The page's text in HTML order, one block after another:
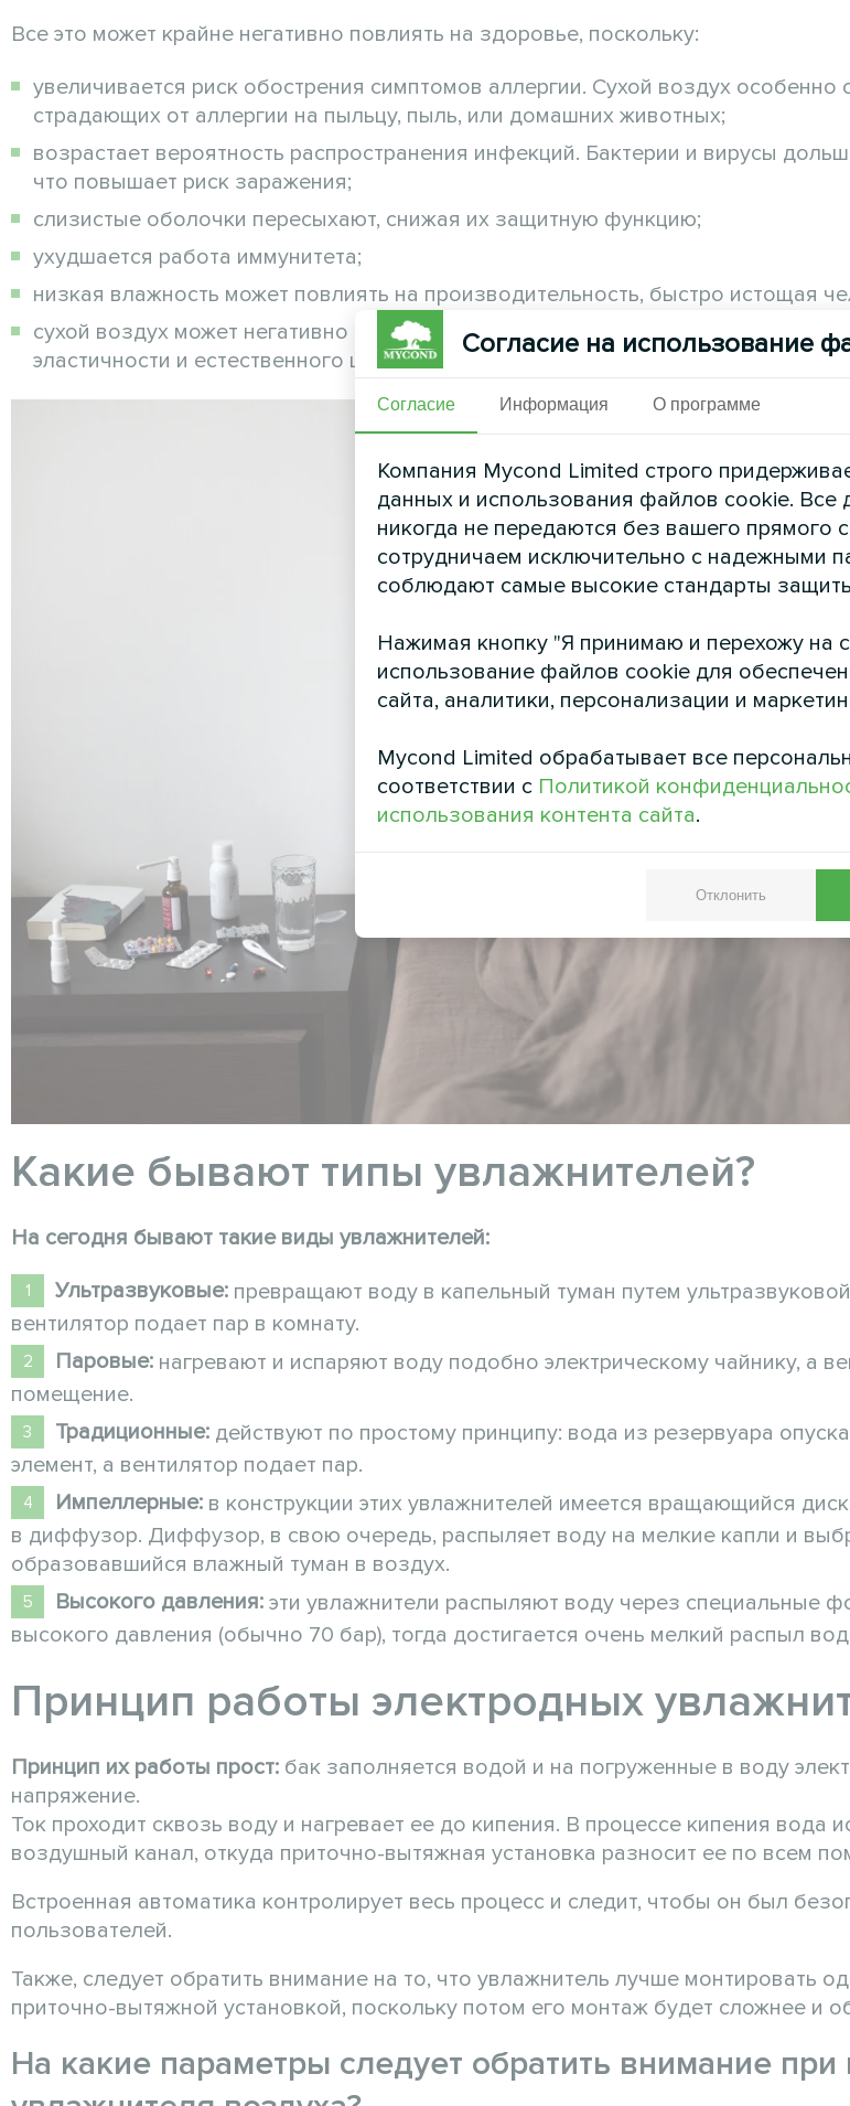
Все это может крайне негативно повлиять на здоровье, поскольку:
увеличивается риск обострения симптомов аллергии. Сухой воздух особенно
страдающих от аллергии на пыльцу, пыль, или домашних животных;
возрастает вероятность распространения инфекций. Бактерии и вирусы
что повышает риск заражения;
слизистые оболочки пересыхают, снижая их защитную функцию;
ухудшается работа иммунитета;
низкая влажность может повлиять на производительность, быстро истощая
сухой воздух может негативно отразиться на внешности, приводя к высыханию
эластичности и естественного цвета.
Какие бывают типы увлажнителей?
На сегодня бывают такие виды увлажнителей:
Ультразвуковые: превращают воду в капельный туман путем
вентилятор подает пар в комнату.
Паровые: нагревают и испаряют воду подобно электрическому чайнику, а
помещение.
Традиционные: действуют по простому принципу: вода из резервуара
элемент, а вентилятор подает пар.
Импеллерные: в конструкции этих увлажнителей имеется вращающийся
в диффузор. Диффузор, в свою очередь, распыляет воду на мелкие капли и
образовавшийся влажный туман в воздух.
Высокого давления: эти увлажнители распыляют воду через специальные
высокого давления (обычно 70 бар), тогда достигается очень мелкий распыл
Принцип работы электродных
Принцип их работы прост: бак заполняется водой и на погруженные в воду
напряжение.
Ток проходит сквозь воду и нагревает ее до кипения. В процессе кипения вода
воздушный канал, откуда приточно-вытяжная установка разносит ее по всем
Встроенная автоматика контролирует весь процесс и следит, чтобы он был
пользователей.
Также, следует обратить внимание на то, что увлажнитель лучше монтировать
приточно-вытяжной установкой, поскольку потом его монтаж будет сложнее и
На какие параметры следует обратить внимание
Согласие на использование
Согласие Информация О программе
Компания Mycond Limited строго
данных и использования файлов cookie.
никогда не передаются без вашего прямого
сотрудничаем исключительно с надежными
соблюдают самые высокие стандарты
Нажимая кнопку "Я принимаю и перехожу на
использование файлов cookie для
сайта, аналитики, персонализации и
Mycond Limited обрабатывает все
соответствии с Политикой
использования контента сайта.
Отклонить